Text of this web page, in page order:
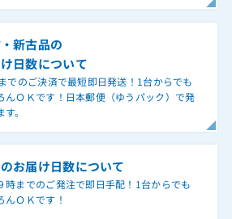
新古品の
日数について
でのご決済で最短即日発送！1台からでも
んＯＫです！日本郵便（ゆうパック）で発
。
お届け日数について
時までのご発注で即日手配！1台からでも
んＯＫです！